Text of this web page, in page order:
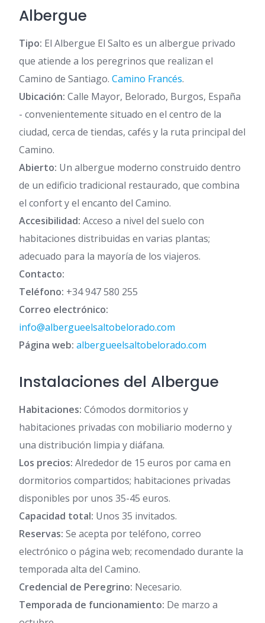
Albergue
Tipo: El Albergue El Salto es un albergue privado
que atiende a los peregrinos que realizan el
Camino de Santiago. Camino Francés.
Ubicación: Calle Mayor, Belorado, Burgos, España
- convenientemente situado en el centro de la
ciudad, cerca de tiendas, cafés y la ruta principal del
Camino.
Abierto: Un albergue moderno construido dentro
de un edificio tradicional restaurado, que combina
el confort y el encanto del Camino.
Accesibilidad: Acceso a nivel del suelo con
habitaciones distribuidas en varias plantas;
adecuado para la mayoría de los viajeros.
Contacto:
Teléfono: +34 947 580 255
Correo electrónico:
info@albergueelsaltobelorado.com
Página web: albergueelsaltobelorado.com
Instalaciones del Albergue
Habitaciones: Cómodos dormitorios y
habitaciones privadas con mobiliario moderno y
una distribución limpia y diáfana.
Los precios: Alrededor de 15 euros por cama en
dormitorios compartidos; habitaciones privadas
disponibles por unos 35-45 euros.
Capacidad total: Unos 35 invitados.
Reservas: Se acepta por teléfono, correo
electrónico o página web; recomendado durante la
temporada alta del Camino.
Credencial de Peregrino: Necesario.
Temporada de funcionamiento: De marzo a